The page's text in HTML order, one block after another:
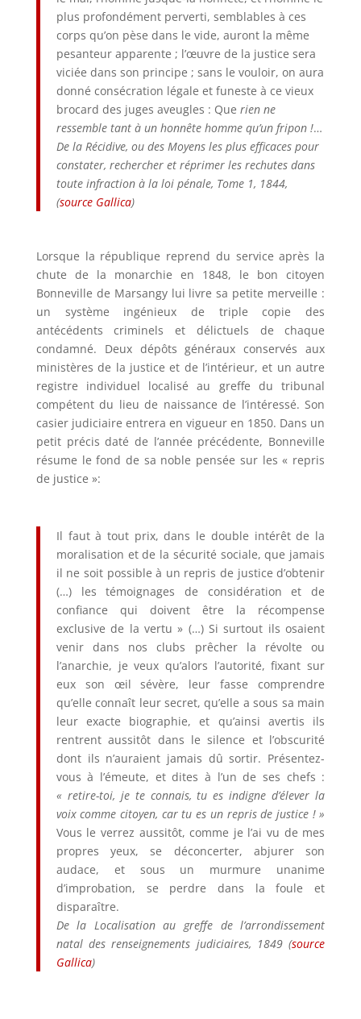
plus profondément perverti, semblables à ces
corps qu’on pèse dans le vide, auront la même
pesanteur apparente ; l’œuvre de la justice sera
viciée dans son principe ; sans le vouloir, on aura
donné consécration légale et funeste à ce vieux
brocard des juges aveugles : Que rien ne
ressemble tant à un honnête homme qu’un fripon !…
De la Récidive, ou des Moyens les plus efficaces pour
constater, rechercher et réprimer les rechutes dans
toute infraction à la loi pénale, Tome 1, 1844,
(source Gallica)
Lorsque la république reprend du service après la
chute de la monarchie en 1848, le bon citoyen
Bonneville de Marsangy lui livre sa petite merveille :
un système ingénieux de triple copie des
antécédents criminels et délictuels de chaque
condamné. Deux dépôts généraux conservés aux
ministères de la justice et de l’intérieur, et un autre
registre individuel localisé au greffe du tribunal
compétent du lieu de naissance de l’intéressé. Son
casier judiciaire entrera en vigueur en 1850. Dans un
petit précis daté de l’année précédente, Bonneville
résume le fond de sa noble pensée sur les « repris
de justice »:
Il faut à tout prix, dans le double intérêt de la
moralisation et de la sécurité sociale, que jamais
il ne soit possible à un repris de justice d’obtenir
(…) les témoignages de considération et de
confiance qui doivent être la récompense
exclusive de la vertu » (…) Si surtout ils osaient
venir dans nos clubs prêcher la révolte ou
l’anarchie, je veux qu’alors l’autorité, fixant sur
eux son œil sévère, leur fasse comprendre
qu’elle connaît leur secret, qu’elle a sous sa main
leur exacte biographie, et qu’ainsi avertis ils
rentrent aussitôt dans le silence et l’obscurité
dont ils n’auraient jamais dû sortir. Présentez-
vous à l’émeute, et dites à l’un de ses chefs :
« retire-toi, je te connais, tu es indigne d’élever la
voix comme citoyen, car tu es un repris de justice ! »
Vous le verrez aussitôt, comme je l’ai vu de mes
propres yeux, se déconcerter, abjurer son
audace, et sous un murmure unanime
d’improbation, se perdre dans la foule et
disparaître.
De la Localisation au greffe de l’arrondissement
natal des renseignements judiciaires, 1849(source
Gallica)